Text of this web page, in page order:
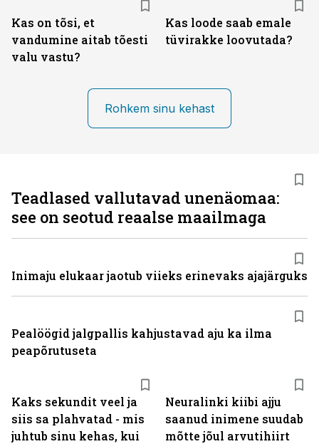
Kas on tõsi, et
vandumine aitab tõesti
valu vastu?
Kas loode saab emale
tüvirakke loovutada?
Rohkem sinu kehast
Kaks sekundit veel ja
siis sa plahvatad - mis
juhtub sinu kehas, kui
Neuralinki kiibi ajju
saanud inimene suudab
mõtte jõul arvutihiirt
Teadlased vallutavad unenäomaa:
see on seotud reaalse maailmaga
Inimaju elukaar jaotub viieks erinevaks ajajärguks
Pealöögid jalgpallis kahjustavad aju ka ilma
peapõrutuseta